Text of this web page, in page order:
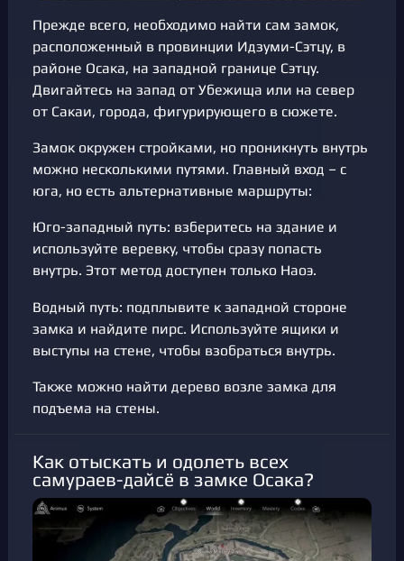
Прежде всего, необходимо найти сам замок,
расположенный в провинции Идзуми-Сэтцу, в
районе Осака, на западной границе Сэтцу.
Двигайтесь на запад от Убежища или на север
от Сакаи, города, фигурирующего в сюжете.
Замок окружен стройками, но проникнуть внутрь
можно несколькими путями. Главный вход – с
юга, но есть альтернативные маршруты:
Юго-западный путь: взберитесь на здание и
используйте веревку, чтобы сразу попасть
внутрь. Этот метод доступен только Наоэ.
Водный путь: подплывите к западной стороне
замка и найдите пирс. Используйте ящики и
выступы на стене, чтобы взобраться внутрь.
Также можно найти дерево возле замка для
подъема на стены.
Как отыскать и одолеть всех
самураев-дайсё в замке Осака?